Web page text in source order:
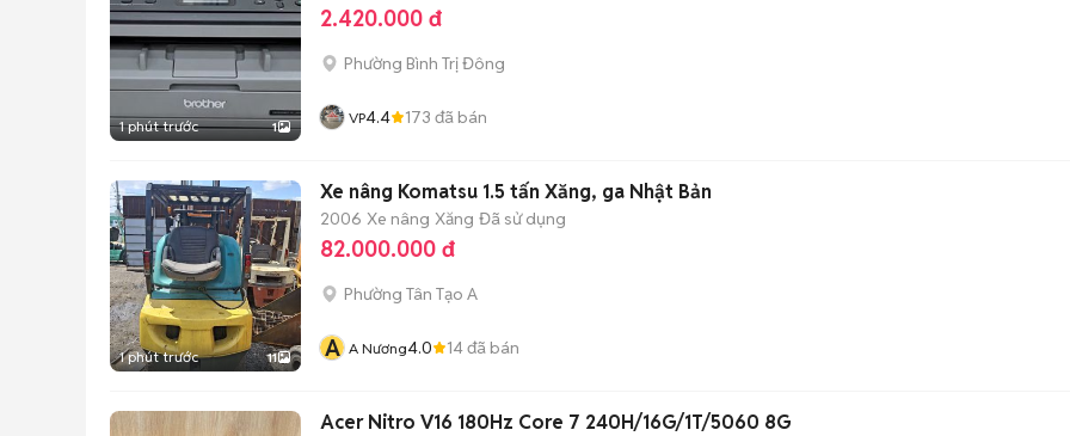
1 phút trước 1
2.420.000 đ
Phường Bình Trị Đông
VP4.4 173 đã bán
1 phút trước 11
Xe nâng Komatsu 1.5 tấn Xăng, ga Nhật Bản
2006 Xe nâng Xăng Đã sử dụng
82.000.000 đ
Phường Tân Tạo A
A A Nương4.0 14đã bán
Acer Nitro V16 180Hz Core 7 240H/16G/1T/5060 8G